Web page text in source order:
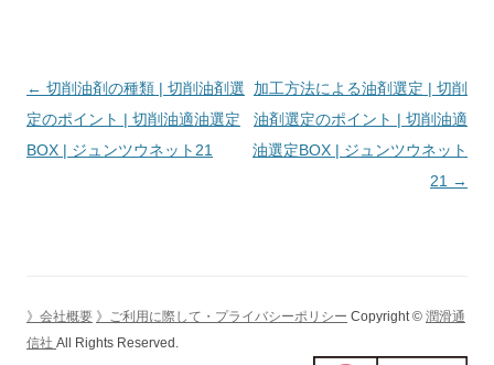
投
稿
ナ
ン
← 切削油剤の種類 | 切削油剤選
定のポイント | 切削油適油選定
BOX | ジュンツウネット21
加工方法による油剤選定 | 切削
油剤選定のポイント | 切削油適
油選定BOX | ジュンツウネット
21 →
》会社概要 》ご利用に際して・プライバシーポリシー Copyright © 潤滑通
信社 All Rights Reserved.